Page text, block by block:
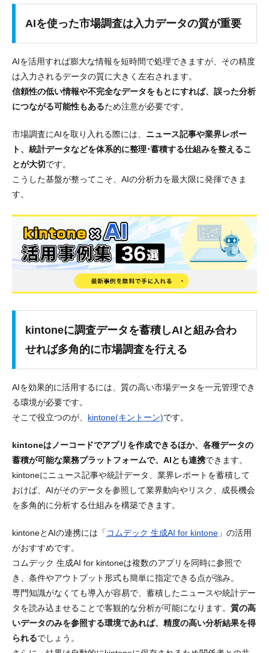
AIを使った市場調査は入力データの質が重要
AIを活用すれば膨大な情報を短時間で処理できますが、その精度
は入力されるデータの質に大きく左右されます。
信頼性の低い情報や不完全なデータをもとにすれば、誤った分析
につながる可能性もあるため注意が必要です。
市場調査にAIを取り入れる際には、 ニュース記事や業界レポー
ト、統計データなどを体系的に整理･蓄積する仕組みを整えるこ
とが大切です。
こうした基盤が整ってこそ、AIの分析力を最大限に発揮できま
す。
kintoneに調査データを蓄積しAIと組み合わ
せれば多角的に市場調査を行える
AIを効果的に活用するには、質の高い市場データを一元管理でき
る環境が必要です。
そこで役立つのが、 kintone(キントーン)です。
kintoneはノーコードでアプリを作成できるほか、各種データの
蓄積が可能な業務プラットフォームで、AIとも連携できます。
kintoneにニュース記事や統計データ、業界レポートを蓄積して
おけば、AIがそのデータを参照して業界動向やリスク、成長機会
を多角的に分析する仕組みを構築できます。
kintoneとAIの連携には「コムデック 生成AI for kintone 」の活用
がおすすめです。
コムデック 生成AI for kintoneは複数のアプリを同時に参照で
き、条件やアウトプット形式も簡単に指定できる点が強み。
専門知識がなくても導入が容易で、蓄積したニュースや統計デー
タを読み込ませることで客観的な分析が可能になります。 質の高
いデータのみを参照する環境であれば、精度の高い分析結果を得
られるでしょう。